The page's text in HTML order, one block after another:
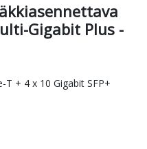
Gigabit Plus -
T + 4 x 10 Gigabit SFP+